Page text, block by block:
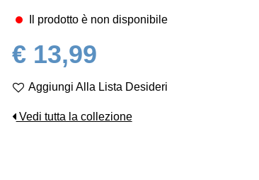
Il prodotto è non disponibile
€ 13,99
Aggiungi Alla Lista Desideri
Vedi tutta la collezione